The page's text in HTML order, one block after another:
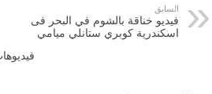
السابق
فيديو خناقة بالشوم في البحر فى
اسكندرية كوبري ستانلي ميامي